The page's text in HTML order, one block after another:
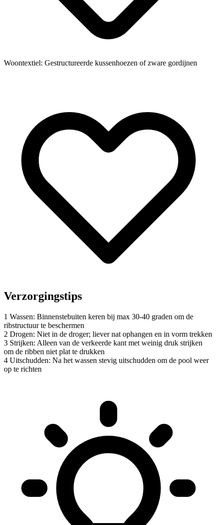
Woontextiel: Gestructureerde kussenhoezen of zware gordijnen
Verzorgingstips
1 Wassen: Binnenstebuiten keren bij max 30-40 graden om de
ribstructuur te beschermen
2 Drogen: Niet in de droger; liever nat ophangen en in vorm trekken
3 Strijken: Alleen van de verkeerde kant met weinig druk strijken
om de ribben niet plat te drukken
4 Uitschudden: Na het wassen stevig uitschudden om de pool weer
op te richten